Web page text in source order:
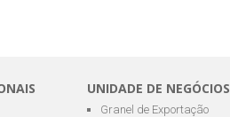
UNIDADE DE NEGÓCIOS
Granel de Exportação